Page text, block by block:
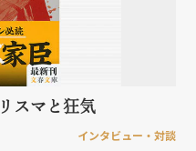
スマと狂気
インタビュー・対談